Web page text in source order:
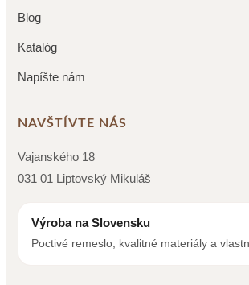
Blog
Katalóg
Napíšte nám
NAVŠTÍVTE NÁS
Vajanského 18
031 01 Liptovský Mikuláš
Výroba na Slovensku
Poctivé remeslo, kvalitné materiály a